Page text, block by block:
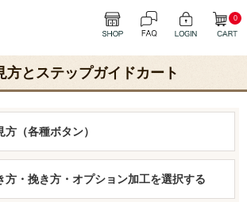
0
方とステップガイドカート
（各種ボタン）
方・挽き方・オプション加工を選択する